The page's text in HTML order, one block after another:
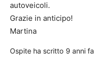
autoveicoli.
Grazie in anticipo!
Martina
Ospite ha scritto 9 anni fa